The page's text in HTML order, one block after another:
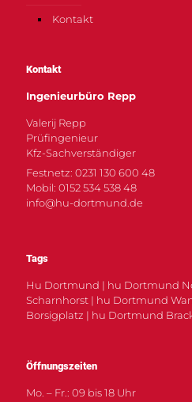
Kontakt
Kontakt
Ingenieurbüro Repp
Valerij Repp
Prüfingenieur
Kfz-Sachverständiger
Festnetz: 0231 130 600 48
Mobil: 0152 534 538 48
info@hu-dortmund.de
Tags
Hu Dortmund | hu Dortmund
Scharnhorst | hu Dortmund
Borsigplatz | hu Dortmund
Öffnungszeiten
Mo. – Fr.: 09 bis 18 Uhr